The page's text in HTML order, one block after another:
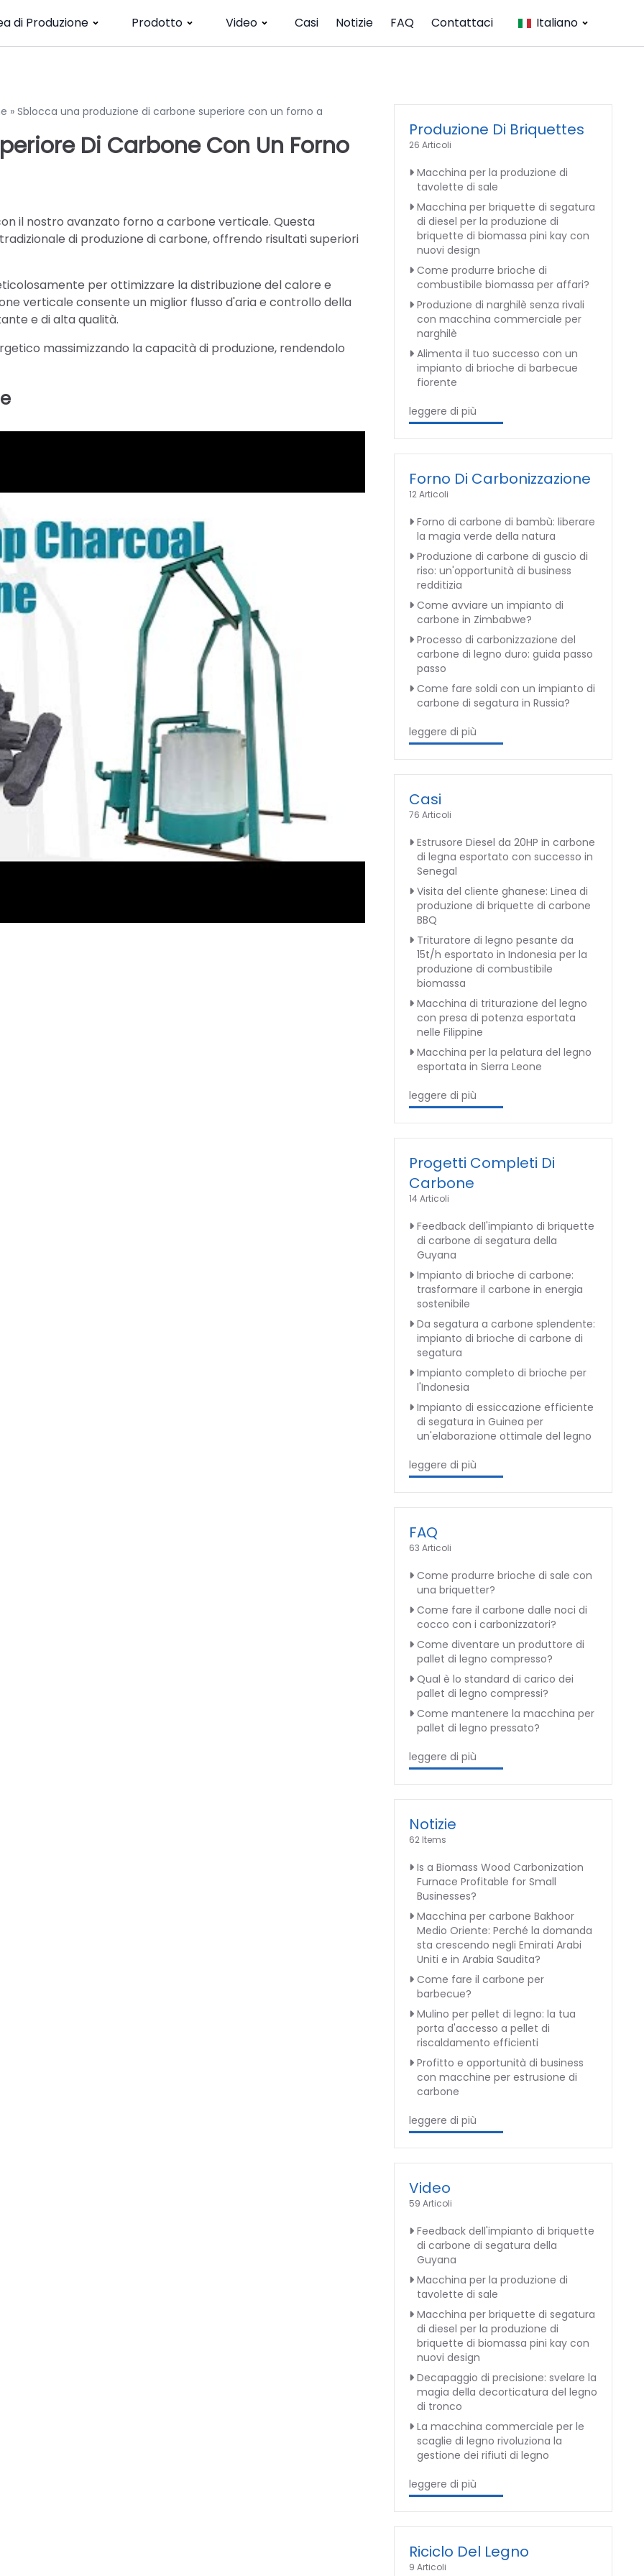
di Produzione Prodotto Video Casi Notizie FAQ Contattaci Italiano
» Sblocca una produzione di carbone superiore con un forno a
Di Carbone Con Un Forno
il nostro avanzato forno a carbone verticale. Questa
di produzione di carbone, offrendo risultati superiori
per ottimizzare la distribuzione del calore e
verticale consente un miglior flusso d'aria e controllo della
e di alta qualità.
massimizzando la capacità di produzione, rendendolo
Produzione Di Briquettes
26 Articoli
Macchina per la produzione di
tavolette di sale
Macchina per briquette di segatura
di diesel per la produzione di
briquette di biomassa pini kay con
nuovi design
Come produrre brioche di
combustibile biomassa per affari?
Produzione di narghilè senza rivali
con macchina commerciale per
narghilè
Alimenta il tuo successo con un
impianto di brioche di barbecue
fiorente
leggere di più
Forno Di Carbonizzazione
12 Articoli
Forno di carbone di bambù: liberare
la magia verde della natura
Produzione di carbone di guscio di
riso: un'opportunità di business
redditizia
Come avviare un impianto di
carbone in Zimbabwe?
Processo di carbonizzazione del
carbone di legno duro: guida passo
passo
Come fare soldi con un impianto di
carbone di segatura in Russia?
leggere di più
Casi
76 Articoli
Estrusore Diesel da 20HP in carbone
di legna esportato con successo in
Senegal
Visita del cliente ghanese: Linea di
produzione di briquette di carbone
BBQ
Trituratore di legno pesante da
15t/h esportato in Indonesia per la
produzione di combustibile
biomassa
Macchina di triturazione del legno
con presa di potenza esportata
nelle Filippine
Macchina per la pelatura del legno
esportata in Sierra Leone
leggere di più
Progetti Completi Di
Carbone
14 Articoli
Feedback dell'impianto di briquette
di carbone di segatura della
Guyana
Impianto di brioche di carbone:
trasformare il carbone in energia
sostenibile
Da segatura a carbone splendente:
impianto di brioche di carbone di
segatura
Impianto completo di brioche per
l'Indonesia
Impianto di essiccazione efficiente
di segatura in Guinea per
un'elaborazione ottimale del legno
leggere di più
FAQ
63 Articoli
Come produrre brioche di sale con
una briquetter?
Come fare il carbone dalle noci di
cocco con i carbonizzatori?
Come diventare un produttore di
pallet di legno compresso?
Qual è lo standard di carico dei
pallet di legno compressi?
Come mantenere la macchina per
pallet di legno pressato?
leggere di più
Notizie
62 Items
Is a Biomass Wood Carbonization
Furnace Profitable for Small
Businesses?
Macchina per carbone Bakhoor
Medio Oriente: Perché la domanda
sta crescendo negli Emirati Arabi
Uniti e in Arabia Saudita?
Come fare il carbone per
barbecue?
Mulino per pellet di legno: la tua
porta d'accesso a pellet di
riscaldamento efficienti
Profitto e opportunità di business
con macchine per estrusione di
carbone
leggere di più
Video
59 Articoli
Feedback dell'impianto di briquette
di carbone di segatura della
Guyana
Macchina per la produzione di
tavolette di sale
Macchina per briquette di segatura
di diesel per la produzione di
briquette di biomassa pini kay con
nuovi design
Decapaggio di precisione: svelare la
magia della decorticatura del legno
di tronco
La macchina commerciale per le
scaglie di legno rivoluziona la
gestione dei rifiuti di legno
leggere di più
Riciclo Del Legno
9 Articoli